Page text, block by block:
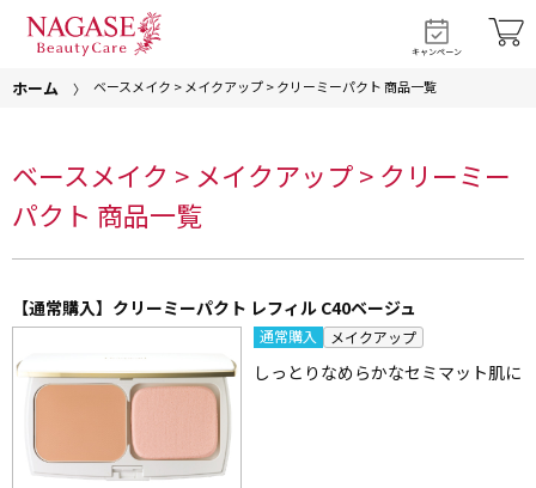
キャンペーン
ホーム ベースメイク > メイクアップ > クリーミーパクト 商品一覧
ベースメイク > メイクアップ > クリーミー
パクト 商品一覧
【通常購入】クリーミーパクト レフィル C40ベージュ
通常購入 メイクアップ
しっとりなめらかなセミマット肌に